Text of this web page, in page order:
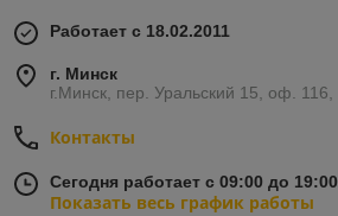
Работает с 18.02.2011
г. Минск
г.Минск, пер. Уральский 15, оф.
Контакты
Сегодня работает с 09:00 до 19:00
Показать весь график работы